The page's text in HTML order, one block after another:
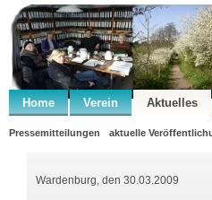
Home Verein Aktuelles
Pressemitteilungen aktuelle
Wardenburg, den 30.03.2009